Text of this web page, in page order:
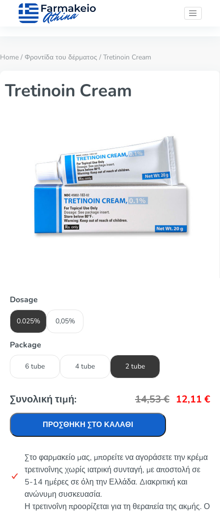
Home / Φροντίδα του δέρματος / Tretinoin Cream
Tretinoin Cream
Dosage
0.025% 0,05%
Package
6 tube 4 tube 2 tube
Συνολική τιμή: 14,53€ 12,11 €
ΠΡΟΣΘΉΚΗ ΣΤΟ ΚΑΛΆΘΙ
Στο φαρμακείο μας, μπορείτε να αγοράσετε την κρέμα
τρετινοΐνης χωρίς ιατρική συνταγή, με αποστολή σε
5-14 ημέρες σε όλη την Ελλάδα. Διακριτική και
ανώνυμη συσκευασία.
Η τρετινοΐνη προορίζεται για τη θεραπεία της ακμής. Ο